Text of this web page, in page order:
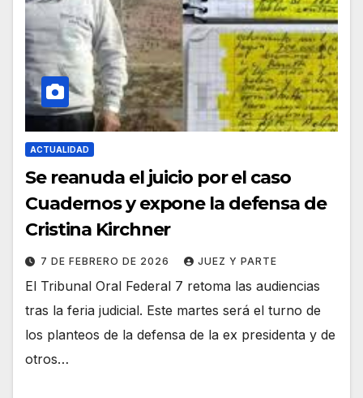
ACTUALIDAD
Se reanuda el juicio por el caso
Cuadernos y expone la defensa de
Cristina Kirchner
7 DE FEBRERO DE 2026 JUEZ Y PARTE
El Tribunal Oral Federal 7 retoma las audiencias
tras la feria judicial. Este martes será el turno de
los planteos de la defensa de la ex presidenta y de
otros…